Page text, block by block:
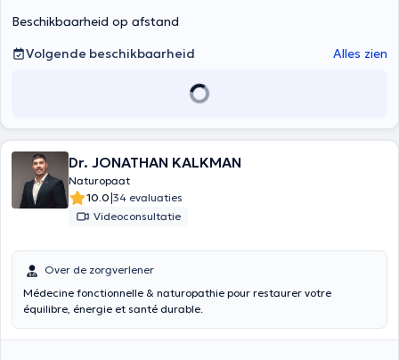
Beschikbaarheid op afstand
Volgende beschikbaarheid
Alles zien
Dr. JONATHAN KALKMAN
Naturopaat
10.0|34 evaluaties
Videoconsultatie
Over de zorgverlener
Médecine fonctionnelle & naturopathie pour restaurer votre
équilibre, énergie et santé durable.